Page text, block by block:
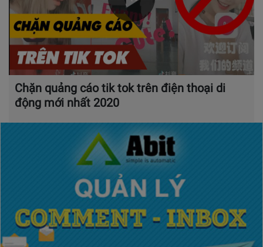
Chặn quảng cáo tik tok trên điện thoại di
động mới nhất 2020